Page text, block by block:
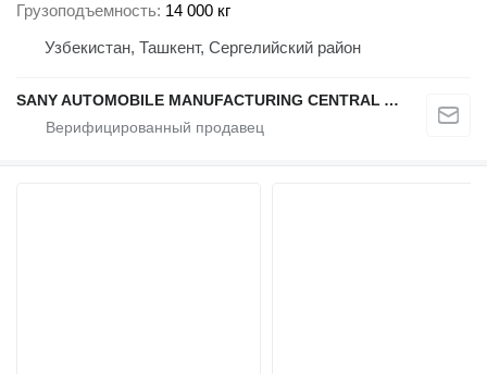
Грузоподъемность 14 000 кг
Узбекистан, Ташкент, Сергелийский район
SANY AUTOMOBILE MANUFACTURING CENTRAL ASIA